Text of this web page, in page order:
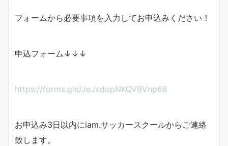
フォームから必要事項を入力してお申込みください！
申込フォーム↓↓↓
https://forms.gle/JeJxdopNKQVBVnp68
お申込み3日以内にiam.サッカースクールからご連絡
致します。